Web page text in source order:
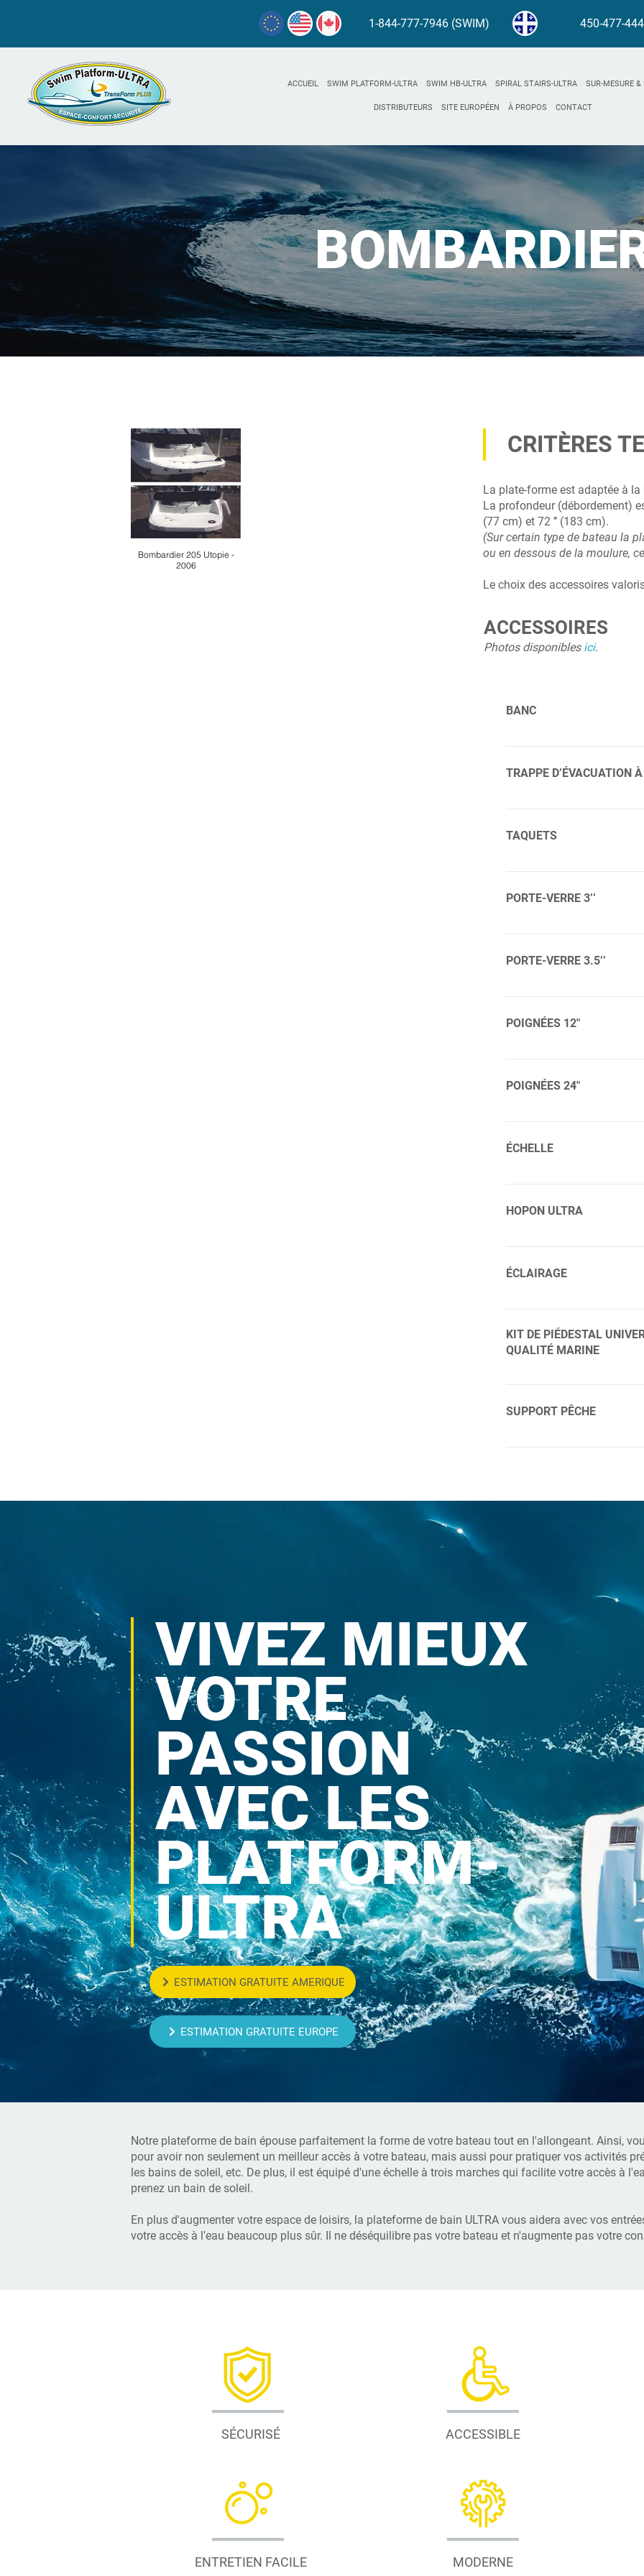
1-844-777-7946 (SWIM) 450-477-
ACCUEIL SWIM PLATFORM-ULTRA SWIM HB-ULTRA SPIRAL STAIRS-ULTRA SUR-MESURE &
DISTRIBUTEURS SITE EUROPÉEN À PROPOS CONTACT
Bombardier 205 Utopie -
2006
CRITÈRES
La plate-forme est adaptée à
La profondeur (débordement)
(77 cm) et 72 ’’ (183 cm).
(Sur certain type de bateau la
ou en dessous de la moulure,
Le choix des accessoires
ACCESSOIRES
Photos disponibles ici.
BANC
activités nautiques et
Accès facile pour les
TRAPPE D’ÉVACUATION
TAQUETS
11/16 ” Découpe du trou : 3
PORTE-VERRE 3’’
2-11/16 ” Découpe du trou :
PORTE-VERRE 3.5’’
intérieur : 3-5/8 ” Largeur
verre : 3-1/2 ” Découpe du
POIGNÉES 12″
5/16 Garde-corps : 2 ” de
POIGNÉES 24″
5/16 Garde-corps : 2 ” de
ÉCHELLE
retourne et se télescope
HOPON ULTRA
robuste facilitant la
1 ’’ 1/4 Socle-encrage
ÉCLAIRAGE
Diamètre 1 ’’ 1/2 Éclairage
KIT DE PIÉDESTAL
QUALITÉ MARINE
s’adapter aux différentes
Dickinson, Kuuma et
SUPPORT PÊCHE
Notre plateforme de bain épouse parfaitement la forme de votre bateau tout en l'allongeant. Ainsi,
pour avoir non seulement un meilleur accès à votre bateau, mais aussi pour pratiquer vos activités
les bains de soleil, etc. De plus, il est équipé d'une échelle à trois marches qui facilite votre accès à
prenez un bain de soleil.
En plus d'augmenter votre espace de loisirs, la plateforme de bain ULTRA vous aidera avec vos
votre accès à l'eau beaucoup plus sûr. Il ne déséquilibre pas votre bateau et n'augmente pas votre
VIVEZ MIEUX
VOTRE
PASSION
AVEC LES
PLATFORM-
ULTRA
ESTIMATION GRATUITE AMERIQUE
ESTIMATION GRATUITE EUROPE
SÉCURISÉ ACCESSIBLE
ENTRETIEN FACILE MODERNE